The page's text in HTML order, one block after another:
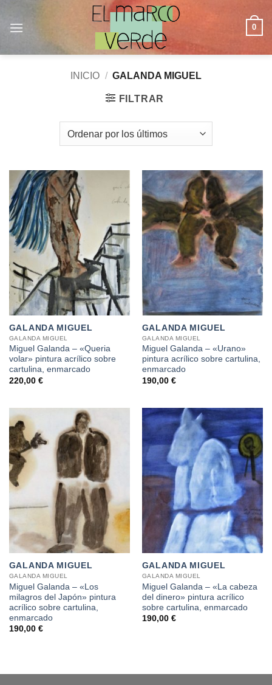
0
INICIO / GALANDA MIGUEL
FILTRAR
GALANDA MIGUEL
GALANDA MIGUEL
Miguel Galanda – «Queria
volar» pintura acrílico sobre
cartulina, enmarcado
220,00 €
GALANDA MIGUEL
GALANDA MIGUEL
Miguel Galanda – «Urano»
pintura acrílico sobre cartulina,
enmarcado
190,00 €
GALANDA MIGUEL
GALANDA MIGUEL
Miguel Galanda – «Los
milagros del Japón» pintura
acrílico sobre cartulina,
enmarcado
190,00 €
GALANDA MIGUEL
GALANDA MIGUEL
Miguel Galanda – «La cabeza
del dinero» pintura acrílico
sobre cartulina, enmarcado
190,00 €